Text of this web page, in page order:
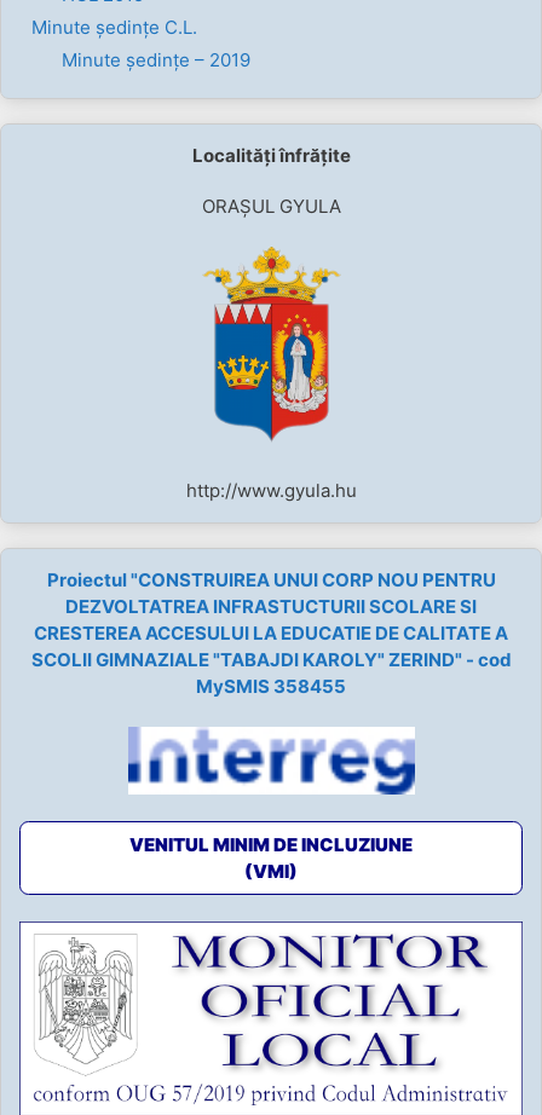
Minute ședințe C.L.
Minute ședințe – 2019
Localități înfrățite
ORAȘUL GYULA
http://www.gyula.hu
Proiectul "CONSTRUIREA UNUI CORP NOU PENTRU
DEZVOLTATREA INFRASTUCTURII SCOLARE SI
CRESTEREA ACCESULUI LA EDUCATIE DE CALITATE A
SCOLII GIMNAZIALE "TABAJDI KAROLY" ZERIND" - cod
MySMIS 358455
VENITUL MINIM DE INCLUZIUNE
(VMI)